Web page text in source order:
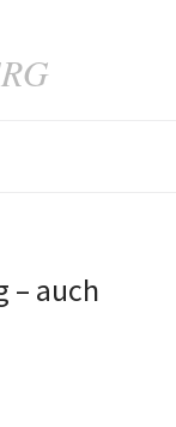
– auch